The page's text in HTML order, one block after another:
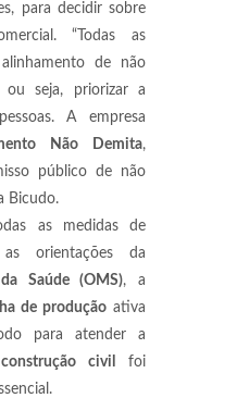
para decidir sobre
“Todas as
de não
ou seja, priorizar a
A empresa
Não Demita,
público de não
Bicudo.
as medidas de
as orientações da
Saúde (OMS), a
de produção ativa
para atender a
construção civil
foi